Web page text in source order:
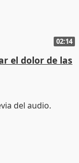
02:14
el dolor de las